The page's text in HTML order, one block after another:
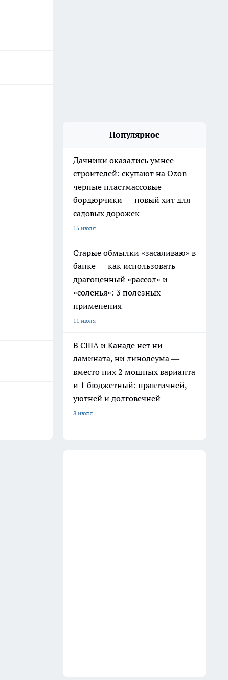
Популярное
Дачники оказались умнее
строителей: скупают на Ozon
черные пластмассовые
бордюрчики — новый хит для
садовых дорожек
15 июля
Старые обмылки «засаливаю» в
банке — как использовать
драгоценный «рассол» и
«соленья»: 3 полезных
применения
11 июля
В США и Канаде нет ни
ламината, ни линолеума —
вместо них 2 мощных варианта
и 1 бюджетный: практичней,
уютней и долговечней
8 июля